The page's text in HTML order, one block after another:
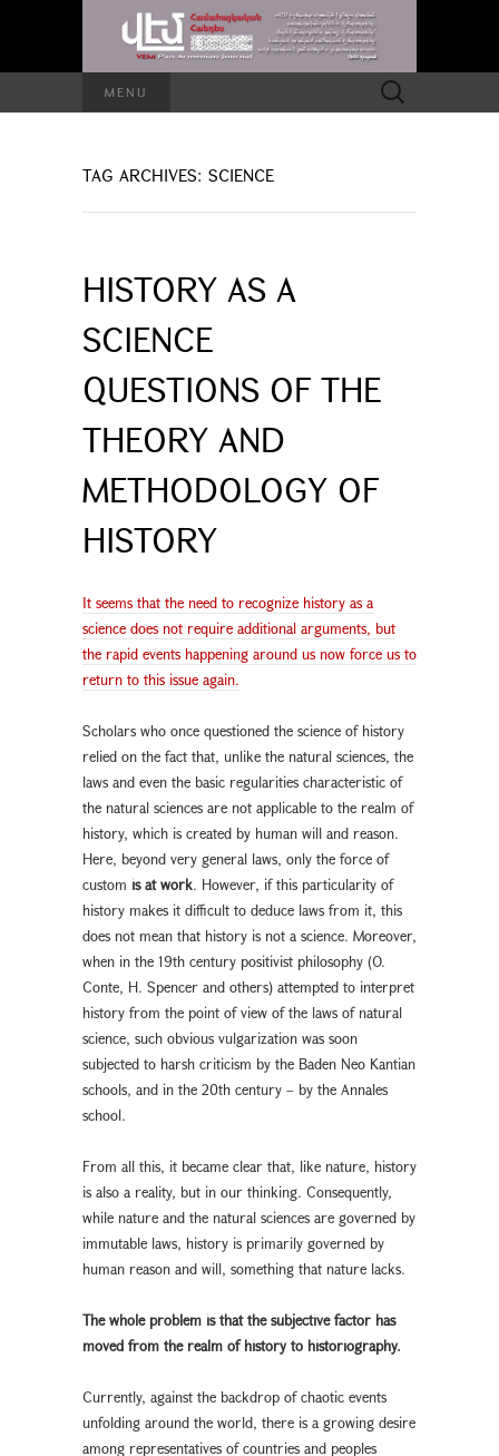
MENU
Search
for:
TAG ARCHIVES: SCIENCE
HISTORY AS A
SCIENCE
QUESTIONS OF THE
THEORY AND
METHODOLOGY OF
HISTORY
It seems that the need to recognize history as a
science does not require additional arguments, but
the rapid events happening around us now force us to
return to this issue again.
Scholars who once questioned the science of history
relied on the fact that, unlike the natural sciences, the
laws and even the basic regularities characteristic of
the natural sciences are not applicable to the realm of
history, which is created by human will and reason.
Here, beyond very general laws, only the force of
custom is at work. However, if this particularity of
history makes it difficult to deduce laws from it, this
does not mean that history is not a science. Moreover,
when in the 19th century positivist philosophy (O.
Conte, H. Spencer and others) attempted to interpret
history from the point of view of the laws of natural
science, such obvious vulgarization was soon
subjected to harsh criticism by the Baden Neo Kantian
schools, and in the 20th century – by the Annales
school.
From all this, it became clear that, like nature, history
is also a reality, but in our thinking. Consequently,
while nature and the natural sciences are governed by
immutable laws, history is primarily governed by
human reason and will, something that nature lacks.
The whole problem is that the subjective factor has
moved from the realm of history to historiography.
Currently, against the backdrop of chaotic events
unfolding around the world, there is a growing desire
among representatives of countries and peoples